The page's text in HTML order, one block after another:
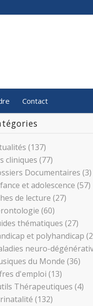
Contact
(137)
cliniques (77)
Documentaires (3)
et adolescence (57)
de lecture (27)
(60)
thématiques (27)
et polyhandicap
neuro-
du Monde (36)
d'emploi (13)
Thérapeutiques (4)
(132)